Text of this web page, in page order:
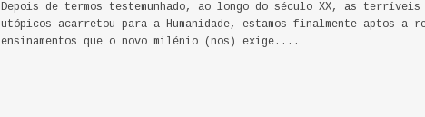
Depois de termos testemunhado, ao longo do século XX, as terríveis
utópicos acarretou para a Humanidade, estamos finalmente
ensinamentos que o novo milénio (nos) exige....